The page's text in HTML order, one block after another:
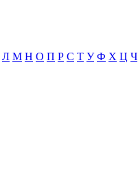
Л М Н О П Р С Т У Ф X Ц Ч